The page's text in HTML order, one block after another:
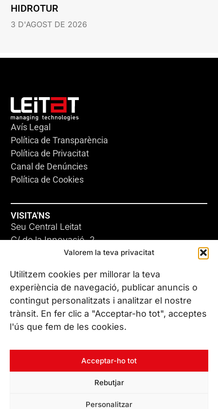
Valorem la teva privacitat
Utilitzem cookies per millorar la teva
experiència de navegació, publicar anuncis o
contingut personalitzats i analitzar el nostre
trànsit. En fer clic a "Acceptar-ho tot", acceptes
l'ús que fem de les cookies.
Acceptar-ho tot
Rebutjar
Personalitzar
HIDROTUR
3 D'AGOST DE 2026
Avís Legal
Política de Transparència
Política de Privacitat
Canal de Denúncies
Política de Cookies
VISITA'NS
Seu Central Leitat
C/ de la Innovació, 2
08225 Terrassa, (Barcelona)
Coneix les nostres seus
CONTACTA’NS
Tel. (+34) 937 882 300